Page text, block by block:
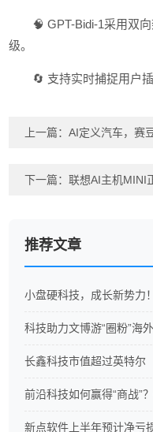
🧠 GPT-Bidi-1采用双
级。
🔄 支持实时捕捉用户
上一篇：AI定义汽车，赛
下一篇：联想AI主机MINI
推荐文章
科技助力文博游“圈粉”海
长鑫科技市值超过英特尔
前沿科技如何赢得“商战”
新点软件上半年预计净亏